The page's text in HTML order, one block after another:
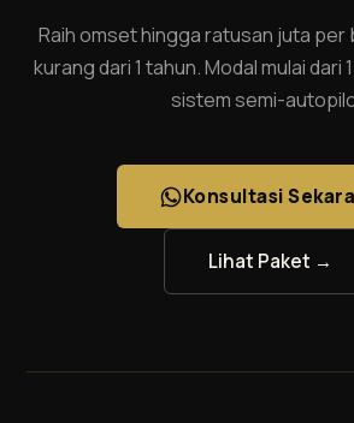
Raih omset hingga ratusan juta per
kurang dari 1 tahun. Modal mulai dari
sistem semi-
Konsultasi
Lihat Paket →